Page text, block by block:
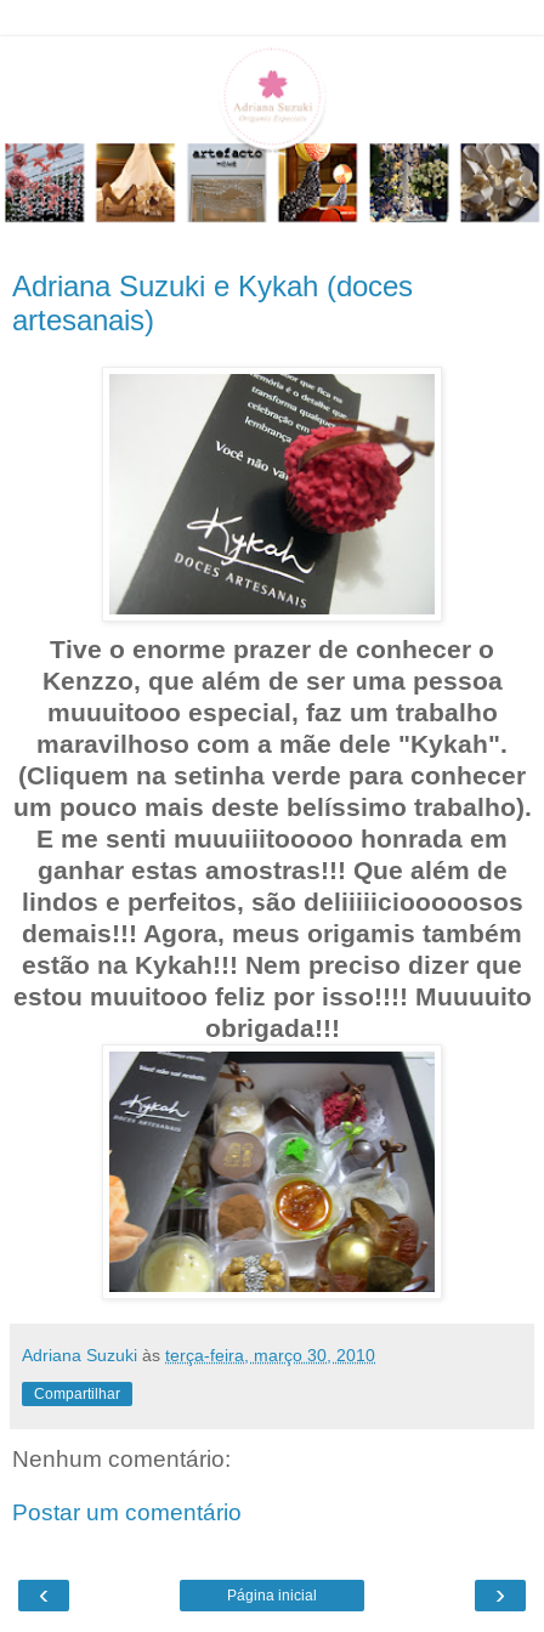
Adriana Suzuki e Kykah (doces
artesanais)
Tive o enorme prazer de conhecer o
Kenzzo, que além de ser uma pessoa
muuuitooo especial, faz um trabalho
maravilhoso com a mãe dele "Kykah".
(Cliquem na setinha verde para conhecer
um pouco mais deste belíssimo trabalho).
E me senti muuuiiitooooo honrada em
ganhar estas amostras!!! Que além de
lindos e perfeitos, são deliiiiiciooooosos
demais!!! Agora, meus origamis também
estão na Kykah!!! Nem preciso dizer que
estou muuitooo feliz por isso!!!! Muuuuito
obrigada!!!
Adriana Suzuki às terça-feira, março 30, 2010
Compartilhar
Nenhum comentário:
Postar um comentário
‹ ›
Página inicial